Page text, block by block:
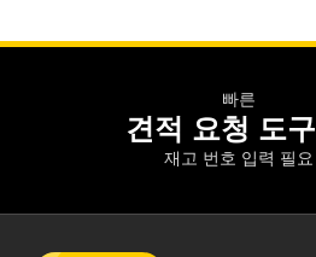
빠른
견적 요청 도구
재고 번호 입력 필요